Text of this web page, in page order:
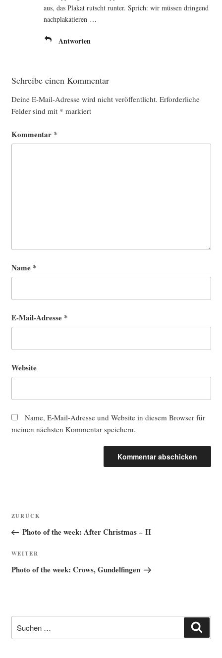
aus, das Pla­kat rutscht run­ter. Sprich: wir müs­sen drin­gend
nachplakatieren …
Antworten
Schreibe einen Kommentar
Deine E-Mail-Adresse wird nicht veröffentlicht. Erforderliche
Felder sind mit * markiert
Kommentar *
Name *
E-Mail-Adresse *
Website
Name, E-Mail-Adresse und Website in diesem Browser für
meinen nächsten Kommentar speichern.
Beitragsnavigation
Vorheriger
Beitrag
ZURÜCK
Photo of the week: After Christmas – II
Nächster
Beitrag
WEITER
Photo of the week: Crows, Gundelfingen
nach: